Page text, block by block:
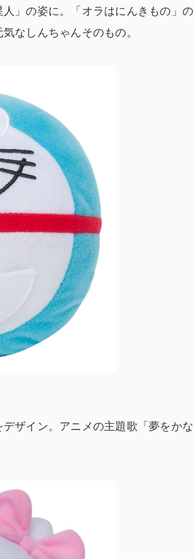
」の姿に。「オラはにんきもの」の
なしんちゃんそのもの。
ザイン。アニメの主題歌「夢をかな